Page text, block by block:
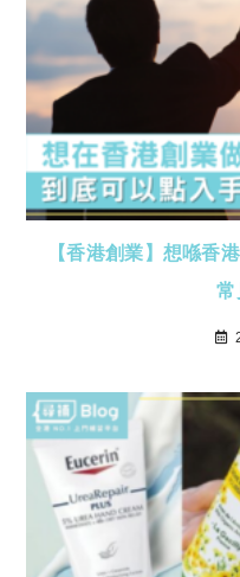
【香港創業】想喺香
常